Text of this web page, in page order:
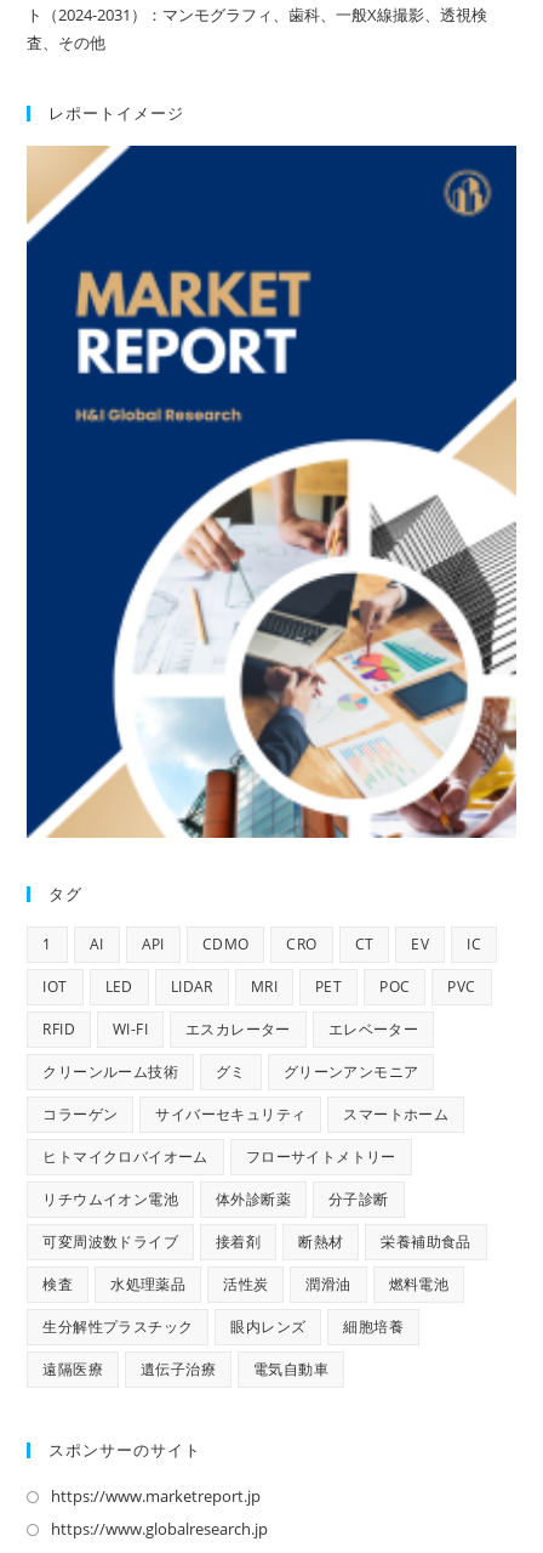
ト（2024-2031）：マンモグラフィ、歯科、一般X線撮影、透視検
査、その他
レポートイメージ
タグ
1 AI API CDMO CRO CT EV IC
IOT LED LIDAR MRI PET POC PVC
RFID WI-FI エスカレーター エレベーター
クリーンルーム技術 グミ グリーンアンモニア
コラーゲン サイバーセキュリティ スマートホーム
ヒトマイクロバイオーム フローサイトメトリー
リチウムイオン電池 体外診断薬 分子診断
可変周波数ドライブ 接着剤 断熱材 栄養補助食品
検査 水処理薬品 活性炭 潤滑油 燃料電池
生分解性プラスチック 眼内レンズ 細胞培養
遠隔医療 遺伝子治療 電気自動車
スポンサーのサイト
https://www.marketreport.jp新
し
https://www.globalresearch.jp新